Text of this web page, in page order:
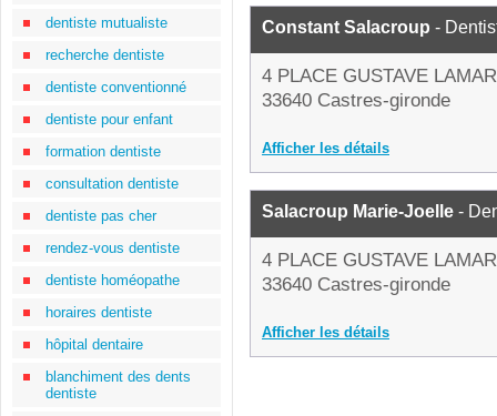
dentiste mutualiste
recherche dentiste
dentiste conventionné
dentiste pour enfant
formation dentiste
consultation dentiste
dentiste pas cher
rendez-vous dentiste
dentiste homéopathe
horaires dentiste
hôpital dentaire
blanchiment des dents
dentiste
Constant Salacroup -
4 PLACE GUSTAVE
33640 Castres-gironde
Afficher les détails
Salacroup Marie-Joelle -
4 PLACE GUSTAVE
33640 Castres-gironde
Afficher les détails